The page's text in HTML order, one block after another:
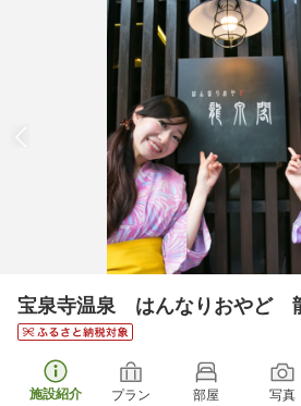
宝泉寺温泉 はんなりおやど
施設紹介 プラン 部屋 写真